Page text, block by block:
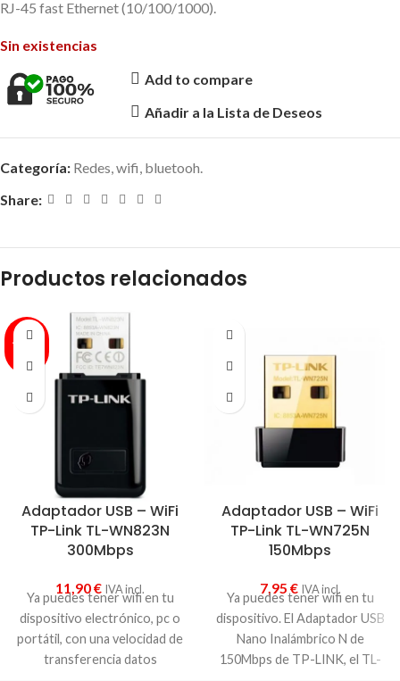
RJ-45 fast Ethernet (10/100/1000).
Sin existencias
Add to compare
Añadir a la Lista de Deseos
Categoría: Redes, wifi, bluetooh.
Share:
Productos relacionados
AGOT
Adaptador USB – WiFi
TP-Link TL-WN823N
300Mbps
11,90€ IVA incl.
Ya puedes tener wifi en tu
dispositivo electrónico, pc o
portátil, con una velocidad de
transferencia datos
Adaptador USB – WiFi
TP-Link TL-WN725N
150Mbps
7,95 € IVA incl.
Ya puedes tener wifi en tu
dispositivo. El Adaptador USB
Nano Inalámbrico N de
150Mbps de TP-LINK, el TL-